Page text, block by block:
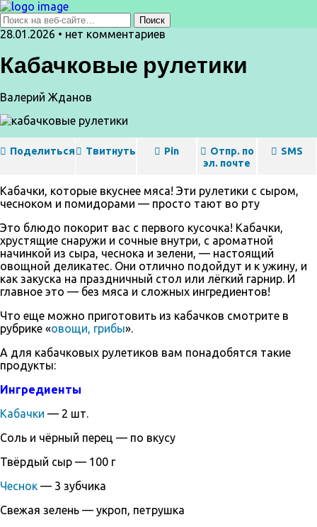
28.01.2026 • нет комментариев
Кабачковые рулетики
Валерий Жданов
Поделиться Твитнуть Pin
Отпр. по
эл. почте
SMS
Кабачки, которые вкуснее мяса! Эти рулетики с сыром,
чесноком и помидорами — просто тают во рту
Это блюдо покорит вас с первого кусочка! Кабачки,
хрустящие снаружи и сочные внутри, с ароматной
начинкой из сыра, чеснока и зелени, — настоящий
овощной деликатес. Они отлично подойдут и к ужину, и
как закуска на праздничный стол или лёгкий гарнир. И
главное это — без мяса и сложных ингредиентов!
Что еще можно приготовить из кабачков смотрите в
рубрике «овощи, грибы».
А для кабачковых рулетиков вам понадобятся такие
продукты:
Ингредиенты
Кабачки — 2 шт.
Соль и чёрный перец — по вкусу
Твёрдый сыр — 100 г
Чеснок — 3 зубчика
Свежая зелень — укроп, петрушка